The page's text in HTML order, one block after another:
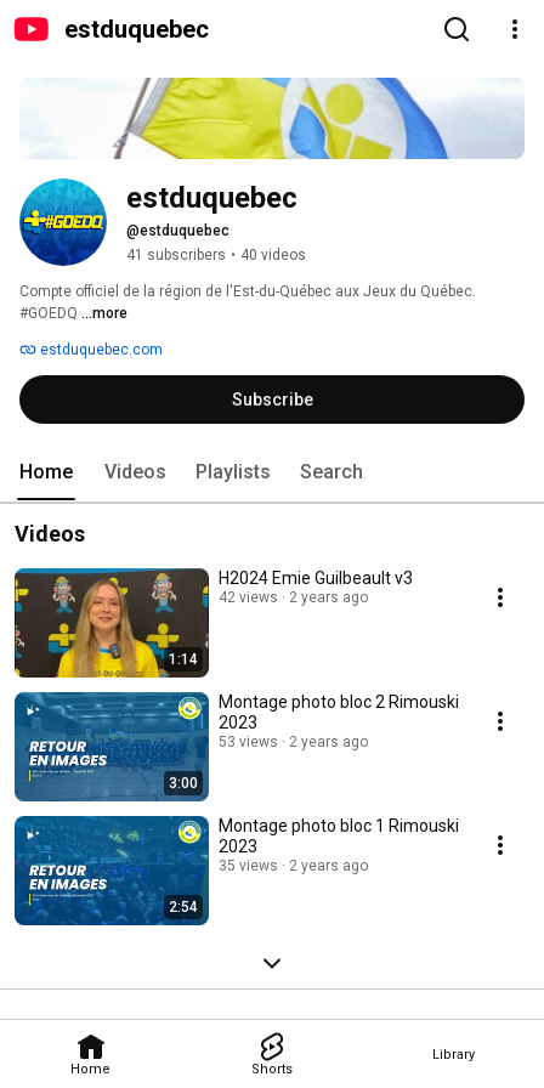
estduquebec
Home Shorts
Library
estduquebec
@estduquebec
41 subscribers • 40 videos
Compte officiel de la région de l'Est-du-Québec aux Jeux du Québec.
#GOEDQ ...more
estduquebec.com
Subscribe
Home Videos Playlists Search
Videos
1:14
H2024 Emie Guilbeault v3
42 views 2 years ago
3:00
Montage photo bloc 2 Rimouski
2023
53 views 2 years ago
2:54
Montage photo bloc 1 Rimouski
2023
35 views 2 years ago